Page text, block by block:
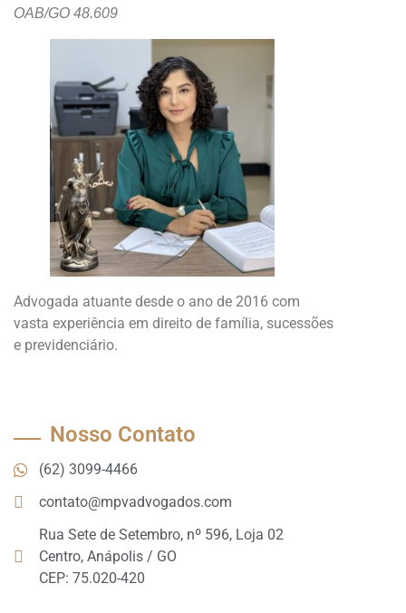
OAB/GO 48.609
Advogada atuante desde o ano de 2016 com
vasta experiência em direito de família, sucessões
e previdenciário.
Nosso Contato
(62) 3099-4466
contato@mpvadvogados.com
Rua Sete de Setembro, nº 596, Loja 02
Centro, Anápolis / GO
CEP: 75.020-420